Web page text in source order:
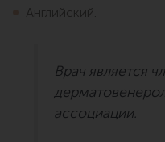
Английский.
Врач является
ассоциации.